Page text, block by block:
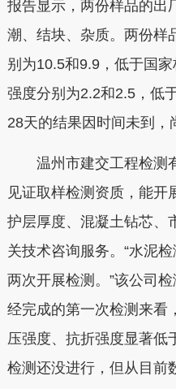
报告显示，两份样品的出
潮、结块、杂质。两份样
别为10.5和9.9，低于国
强度分别为2.2和2.5，低
28天的结果因时间未到，
温州市建交工程检测
见证取样检测资质，能开
护层厚度、混凝土钻芯、
关技术咨询服务。“水泥
两次开展检测。”该公司
经完成的第一次检测来看
压强度、抗折强度显著低
检测还没进行，但从目前